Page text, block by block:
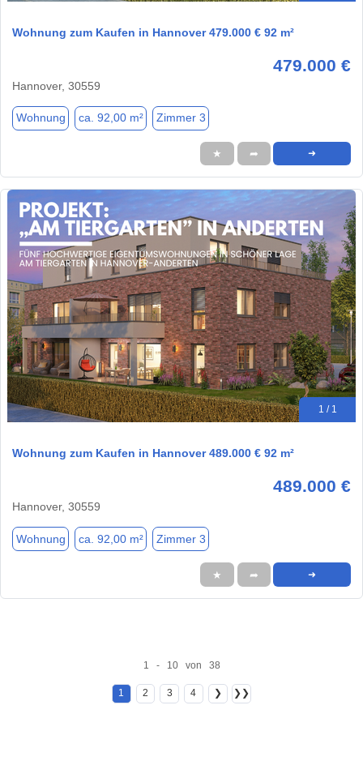
Wohnung zum Kaufen in Hannover 479.000 € 92 m²
479.000 €
Hannover, 30559
Wohnung ca. 92,00 m² Zimmer 3
★ ➦ ➜
1 / 1
Wohnung zum Kaufen in Hannover 489.000 € 92 m²
489.000 €
Hannover, 30559
Wohnung ca. 92,00 m² Zimmer 3
★ ➦ ➜
1 - 10 von 38
1 2 3 4 ❯ ❯❯